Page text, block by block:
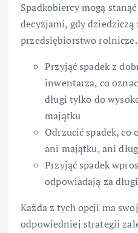
Spadkobiercy mogą
decyzjami, gdy dziedziczą
przedsiębiorstwo
Przyjąć spadek z
inwentarza, co
długi tylko do
majątku
Odrzucić spadek, co
ani majątku, ani
Przyjąć spadek
odpowiadają za
Każda z tych opcji ma
odpowiedniej strategii